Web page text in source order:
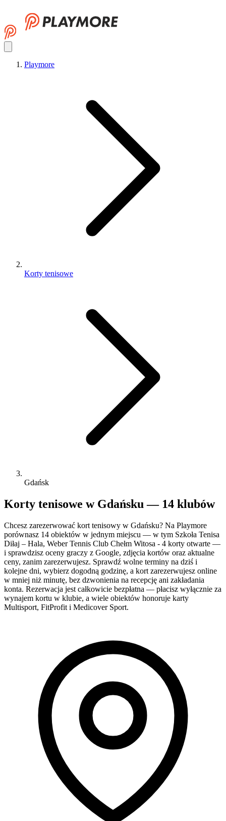
Playmore
Korty tenisowe
Gdańsk
Korty tenisowe w Gdańsku — 14 klubów
Chcesz zarezerwować kort tenisowy w Gdańsku? Na Playmore
porównasz 14 obiektów w jednym miejscu — w tym Szkoła Tenisa
Diłaj – Hala, Weber Tennis Club Chełm Witosa - 4 korty otwarte —
i sprawdzisz oceny graczy z Google, zdjęcia kortów oraz aktualne
ceny, zanim zarezerwujesz. Sprawdź wolne terminy na dziś i
kolejne dni, wybierz dogodną godzinę, a kort zarezerwujesz online
w mniej niż minutę, bez dzwonienia na recepcję ani zakładania
konta. Rezerwacja jest całkowicie bezpłatna — płacisz wyłącznie za
wynajem kortu w klubie, a wiele obiektów honoruje karty
Multisport, FitProfit i Medicover Sport.